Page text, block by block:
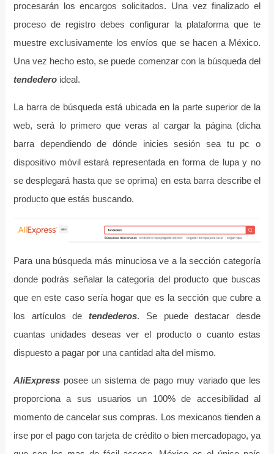
procesarán los encargos solicitados. Una vez finalizado el
proceso de registro debes configurar la plataforma que te
muestre exclusivamente los envíos que se hacen a México.
Una vez hecho esto, se puede comenzar con la búsqueda del
tendederoideal.
La barra de búsqueda está ubicada en la parte superior de la
web, será lo primero que veras al cargar la página (dicha
barra dependiendo de dónde inicies sesión sea tu pc o
dispositivo móvil estará representada en forma de lupa y no
se desplegará hasta que se oprima) en esta barra describe el
producto que estás buscando.
Para una búsqueda más minuciosa ve a la sección categoría
donde podrás señalar la categoría del producto que buscas
que en este caso sería hogar que es la sección que cubre a
los artículos detendederos. Se puede destacar desde
cuantas unidades deseas ver el producto o cuanto estas
dispuesto a pagar por una cantidad alta del mismo.
AliExpressposee un sistema de pago muy variado que les
proporciona a sus usuarios un 100% de accesibilidad al
momento de cancelar sus compras. Los mexicanos tienden a
irse por el pago con tarjeta de crédito o bien mercadopago, ya